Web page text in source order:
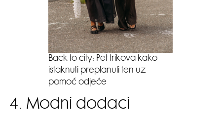
Back to city: Pet trikova kako
istaknuti preplanuli ten uz
pomoć odjeće
4. Modni dodaci